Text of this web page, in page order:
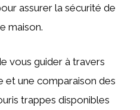
assurer la sécurité de
maison.
vous guider à travers
et une comparaison des
trappes disponibles